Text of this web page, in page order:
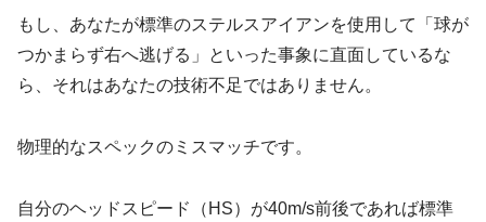
もし、あなたが標準のステルスアイアンを使用して「球が
つかまらず右へ逃げる」といった事象に直面しているな
ら、それはあなたの技術不足ではありません。
物理的なスペックのミスマッチです。
自分のヘッドスピード（HS）が40m/s前後であれば標準